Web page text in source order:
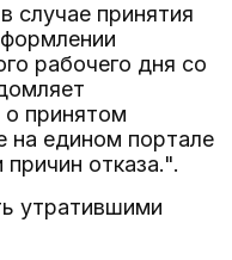
случае принятия
рабочего дня со
принятом
на едином портале
отказа.".
утратившими